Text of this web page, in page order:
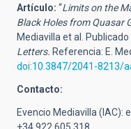
Artículo: “Limits on the
Black Holes from Quasar
Mediavilla et al. Publicado
Letters. Referencia: E.
doi:10.3847/2041-8213/
Contacto:
Evencio Mediavilla (IAC):